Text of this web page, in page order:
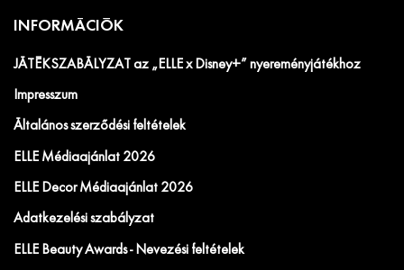
INFORMÁCIÓK
JÁTÉKSZABÁLYZAT az „ELLE x Disney+” nyereményjátékhoz
Impresszum
Általános szerződési feltételek
ELLE Médiaajánlat 2026
ELLE Decor Médiaajánlat 2026
Adatkezelési szabályzat
ELLE Beauty Awards - Nevezési feltételek